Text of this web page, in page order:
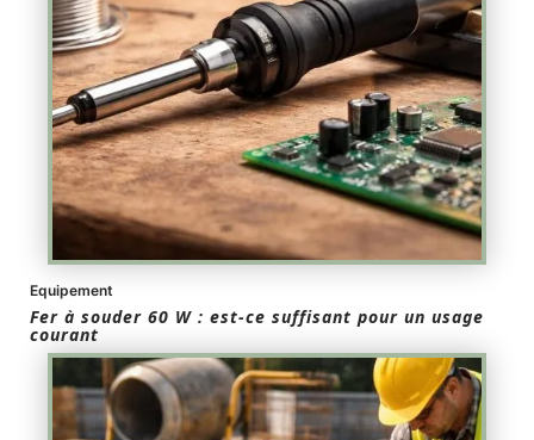
Equipement
Fer à souder 60 W : est-ce suffisant pour un usage
courant